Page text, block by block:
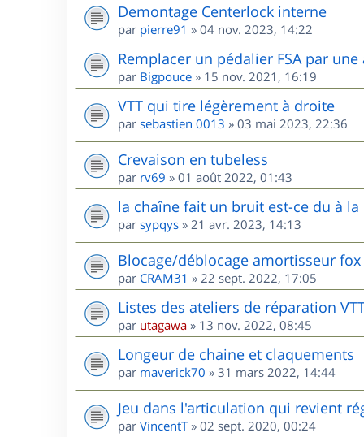
Demontage Centerlock interne
par pierre91 » 04 nov. 2023, 14:22
Remplacer un pédalier FSA par
par Bigpouce » 15 nov. 2021, 16:19
VTT qui tire légèrement à droite
par sebastien 0013 » 03 mai 2023, 22:36
Crevaison en tubeless
par rv69 » 01 août 2022, 01:43
la chaîne fait un bruit est-ce du à la
par sypqys » 21 avr. 2023, 14:13
Blocage/déblocage amortisseur
par CRAM31 » 22 sept. 2022, 17:05
Listes des ateliers de réparation
par utagawa » 13 nov. 2022, 08:45
Longeur de chaine et claquements
par maverick70 » 31 mars 2022, 14:44
Jeu dans l'articulation qui revient
par VincentT» 02 sept. 2020, 00:24